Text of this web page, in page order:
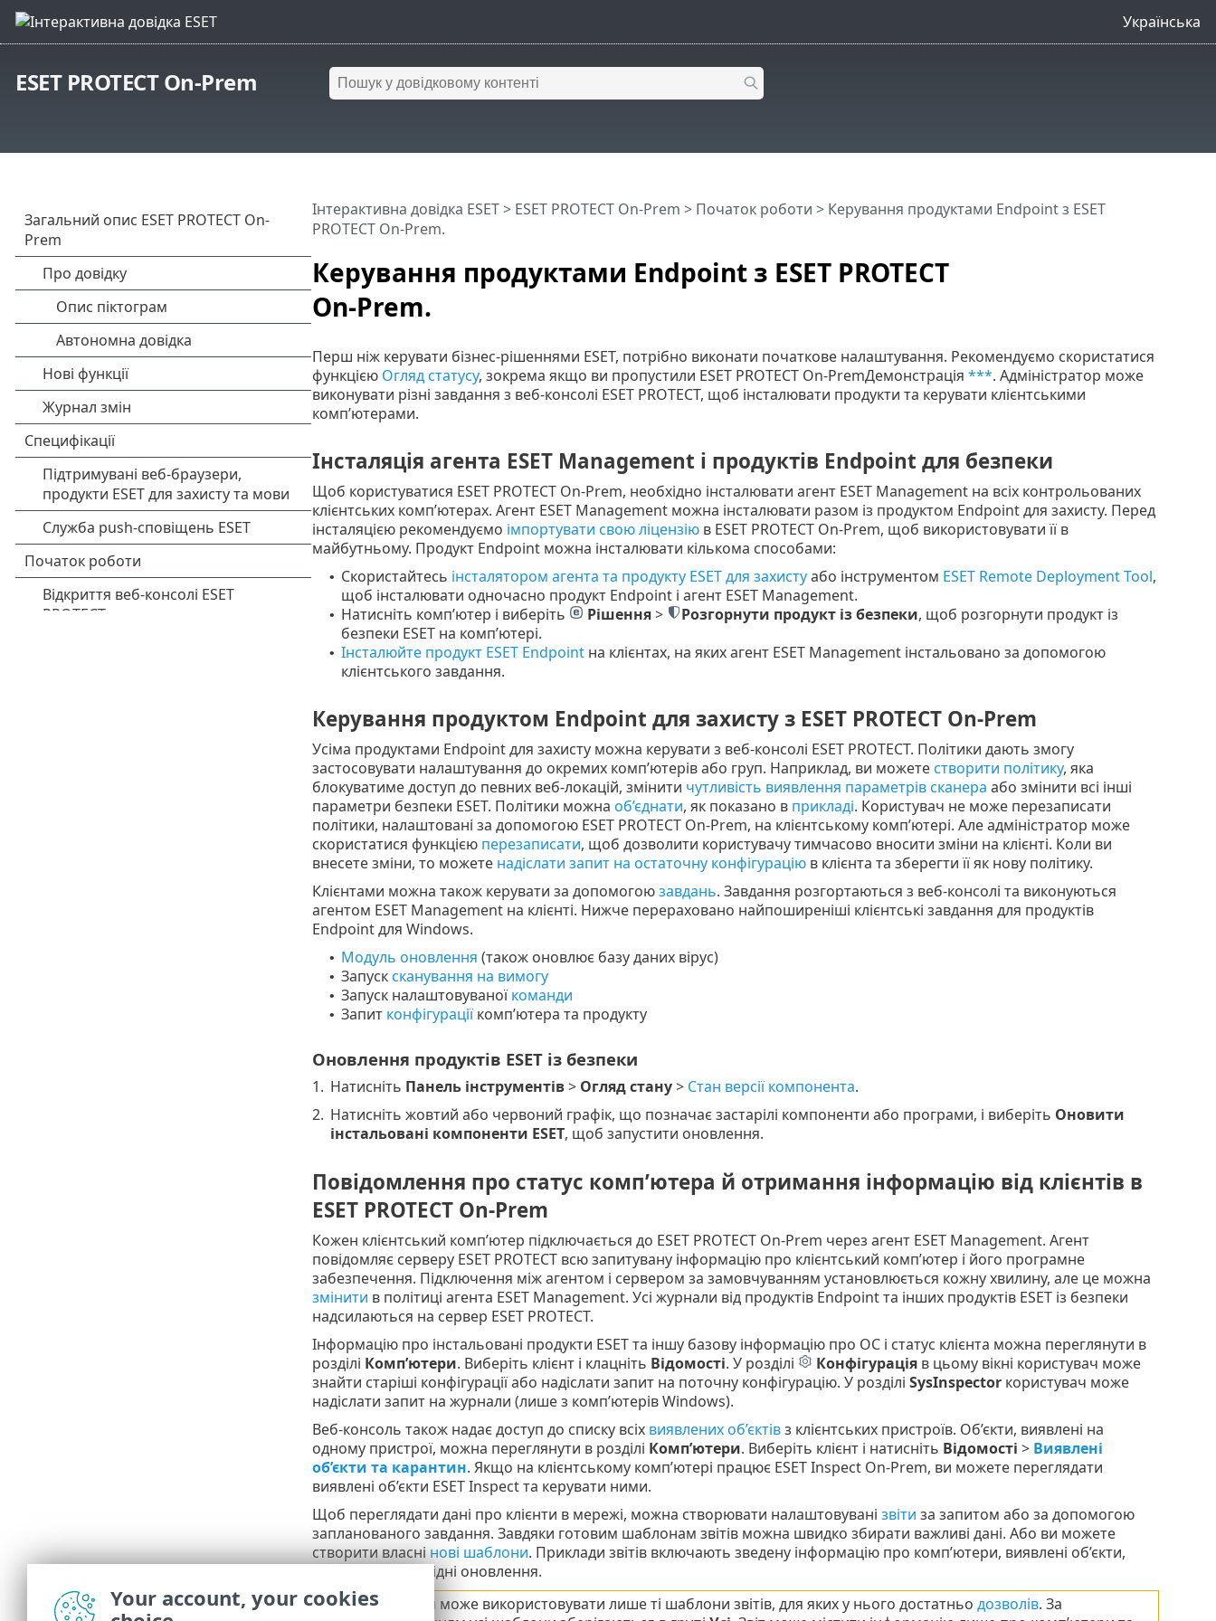
Українська
ESET PROTECT On-Prem
Керування продуктами Endpoint з ESET PROTECT
On-Prem.
Інтерактивна довідка ESET> ESET PROTECT On-Prem > Початок роботи > Керування продуктами Endpoint з ESET
PROTECT On-Prem.
Перш ніж керувати бізнес-рішеннями ESET, потрібно виконати початкове налаштування. Рекомендуємо скористатися
функцією Огляд статусу, зокрема якщо ви пропустили ESET PROTECT On-PremДемонстрація ***. Адміністратор може
виконувати різні завдання з веб-консолі ESET PROTECT, щоб інсталювати продукти та керувати клієнтськими
комп’ютерами.
Інсталяція агента ESET Management і продуктів Endpoint для безпеки
Щоб користуватися ESET PROTECT On-Prem, необхідно інсталювати агент ESET Management на всіх контрольованих
клієнтських комп’ютерах. Агент ESET Management можна інсталювати разом із продуктом Endpoint для захисту. Перед
інсталяцією рекомендуємо імпортувати свою ліцензіюв ESET PROTECT On-Prem, щоб використовувати її в
майбутньому. Продукт Endpoint можна інсталювати кількома способами:
• Скористайтесь інсталятором агента та продукту ESET для захистуабо інструментом ESET Remote Deployment Tool,
щоб інсталювати одночасно продукт Endpoint і агент ESET Management.
• Натисніть комп’ютер і виберіть Рішення> Розгорнути продукт із безпеки, щоб розгорнути продукт із
безпеки ESET на комп’ютері.
• Інсталюйте продукт ESET Endpointна клієнтах, на яких агент ESET Management інстальовано за допомогою
клієнтського завдання.
Керування продуктом Endpoint для захисту з ESET PROTECT On-Prem
Усіма продуктами Endpoint для захисту можна керувати з веб-консолі ESET PROTECT. Політики дають змогу
застосовувати налаштування до окремих комп’ютерів або груп. Наприклад, ви можетестворити політику, яка
блокуватиме доступ до певних веб-локацій, змінити чутливість виявлення параметрів сканера або змінити всі інші
параметри безпеки ESET. Політики можна об’єднати, як показано в прикладі. Користувач не може перезаписати
політики, налаштовані за допомогою ESET PROTECT On-Prem, на клієнтському комп’ютері. Але адміністратор може
скористатися функцією перезаписати, щоб дозволити користувачу тимчасово вносити зміни на клієнті. Коли ви
внесете зміни, то можете надіслати запит на остаточну конфігураціюв клієнта та зберегти її як нову політику.
Клієнтами можна також керувати за допомогоюзавдань. Завдання розгортаються з веб-консолі та виконуються
агентом ESET Management на клієнті. Нижче перераховано найпоширеніші клієнтські завдання для продуктів
Endpoint для Windows.
• Модуль оновлення (також оновлює базу даних вірус)
• Запусксканування на вимогу
• Запуск налаштовуваноїкоманди
• Запит конфігураціїкомп’ютера та продукту
Оновлення продуктів ESET із безпеки
1. Натисніть Панель інструментів> Огляд стану> Стан версії компонента.
2. Натисніть жовтий або червоний графік, що позначає застарілі компоненти або програми, і виберіть Оновити
інстальовані компоненти ESET, щоб запустити оновлення.
Повідомлення про статус комп’ютера й отримання інформацію від клієнтів в
ESET PROTECT On-Prem
Кожен клієнтський комп’ютер підключається до ESET PROTECT On-Prem через агент ESET Management. Агент
повідомляє серверу ESET PROTECT всю запитувану інформацію про клієнтський комп’ютер і його програмне
забезпечення. Підключення між агентом і сервером за замовчуванням установлюється кожну хвилину, але це можна
змінити в політиці агента ESET Management. Усі журнали від продуктів Endpoint та інших продуктів ESET із безпеки
надсилаються на сервер ESET PROTECT.
Інформацію про інстальовані продукти ESET та іншу базову інформацію про ОС і статус клієнта можна переглянути в
розділі Комп’ютери. Виберіть клієнт і клацніть Відомості. У розділі Конфігураціяв цьому вікні користувач може
знайти старіші конфігурації або надіслати запит на поточну конфігурацію. У розділі SysInspectorкористувач може
надіслати запит на журнали (лише з комп’ютерів Windows).
Веб-консоль також надає доступ до списку всіх виявлених об’єктівз клієнтських пристроїв. Об’єкти, виявлені на
одному пристрої, можна переглянути в розділі Комп’ютери. Виберіть клієнт і натисніть Відомості > Виявлені
об’єкти та карантин. Якщо на клієнтському комп’ютері працює ESET Inspect On-Prem, ви можете переглядати
виявлені об’єкти ESET Inspect та керувати ними.
Щоб переглядати дані про клієнти в мережі, можна створювати налаштовувані звіти за запитом або за допомогою
запланованого завдання. Завдяки готовим шаблонам звітів можна швидко збирати важливі дані. Або ви можете
створити власні нові шаблони. Приклади звітів включають зведену інформацію про комп’ютери, виявлені об’єкти,
карантин і необхідні оновлення.
Користувач може використовувати лише ті шаблони звітів, для яких у нього достатньо дозволів. За
Your account, your cookies